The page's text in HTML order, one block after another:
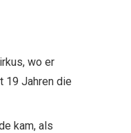
wo er
19 Jahren die
kam, als